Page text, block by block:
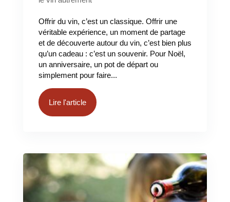
Offrir du vin, c’est un classique. Offrir une
véritable expérience, un moment de partage
et de découverte autour du vin, c’est bien plus
qu’un cadeau : c’est un souvenir. Pour Noël,
un anniversaire, un pot de départ ou
simplement pour faire...
Lire l'article